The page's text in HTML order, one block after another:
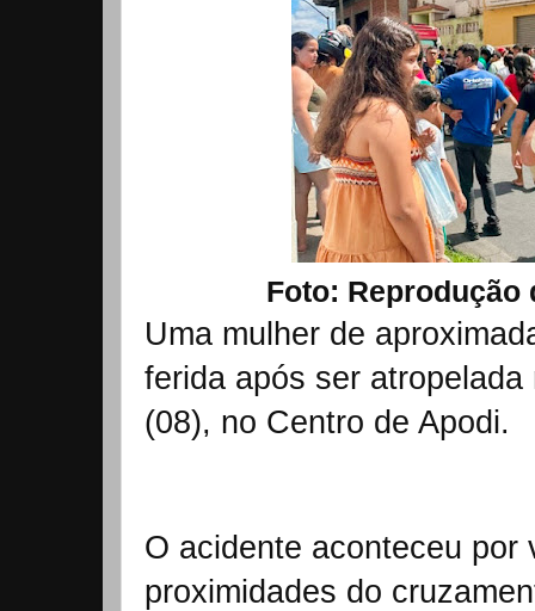
Foto: Reprodução
Uma mulher de
ferida após ser
(08), no Centro de Apodi.
O acidente aconteceu por
proximidades do